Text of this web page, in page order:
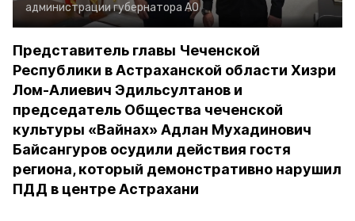
администрации губернатора АО
Представитель главы Чеченской
Республики в Астраханской области Хизри
Лом-Алиевич Эдильсултанов и
председатель Общества чеченской
культуры «Вайнах» Адлан Мухадинович
Байсангуров осудили действия гостя
региона, который демонстративно нарушил
ПДД в центре Астрахани